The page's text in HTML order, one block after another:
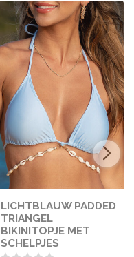
LICHTBLAUW PADDED
TRIANGEL
BIKINITOPJE MET
SCHELPJES